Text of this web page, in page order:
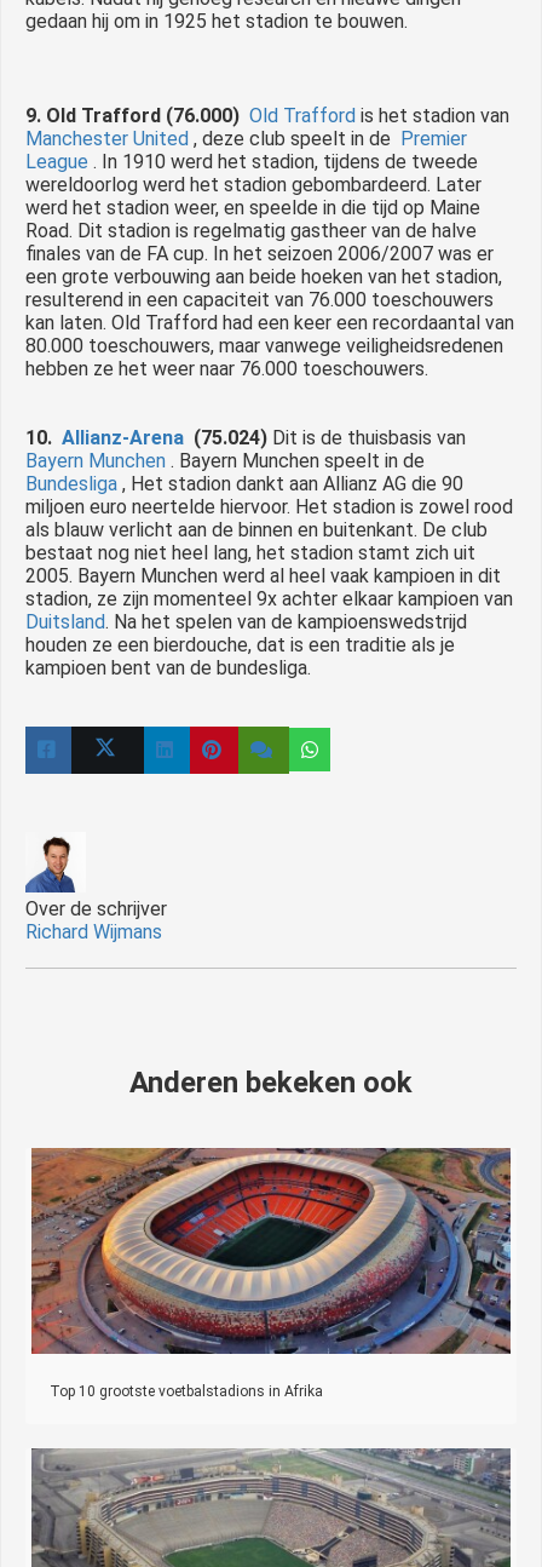
gedaan hij om in 1925 het stadion te bouwen.
9. Old Trafford (76.000) Old Trafford is het stadion van
Manchester United , deze club speelt in de Premier
League . In 1910 werd het stadion, tijdens de tweede
wereldoorlog werd het stadion gebombardeerd. Later
werd het stadion weer, en speelde in die tijd op Maine
Road. Dit stadion is regelmatig gastheer van de halve
finales van de FA cup. In het seizoen 2006/2007 was er
een grote verbouwing aan beide hoeken van het stadion,
resulterend in een capaciteit van 76.000 toeschouwers
kan laten. Old Trafford had een keer een recordaantal van
80.000 toeschouwers, maar vanwege veiligheidsredenen
hebben ze het weer naar 76.000 toeschouwers.
10. Allianz-Arena (75.024) Dit is de thuisbasis van
Bayern Munchen . Bayern Munchen speelt in de
Bundesliga , Het stadion dankt aan Allianz AG die 90
miljoen euro neertelde hiervoor. Het stadion is zowel rood
als blauw verlicht aan de binnen en buitenkant. De club
bestaat nog niet heel lang, het stadion stamt zich uit
2005. Bayern Munchen werd al heel vaak kampioen in dit
stadion, ze zijn momenteel 9x achter elkaar kampioen van
Duitsland. Na het spelen van de kampioenswedstrijd
houden ze een bierdouche, dat is een traditie als je
kampioen bent van de bundesliga.
Over de schrijver
Richard Wijmans
Anderen bekeken ook
Top 10 grootste voetbalstadions in Afrika